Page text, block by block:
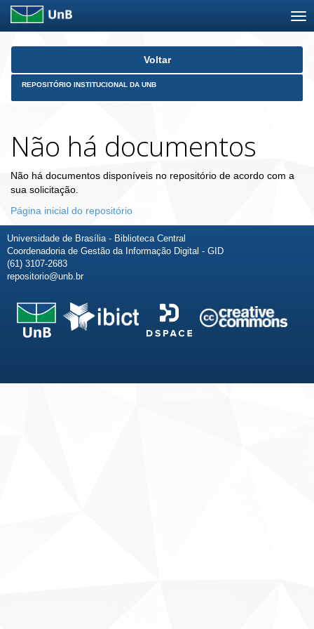
Skip
Voltar
REPOSITÓRIO INSTITUCIONAL DA UNB
Não há documentos
Não há documentos disponíveis no repositório de acordo com a
sua solicitação.
Página inicial do repositório
Universidade de Brasília - Biblioteca Central
Coordenadoria de Gestão da Informação Digital - GID
(61) 3107-2683
repositorio@unb.br